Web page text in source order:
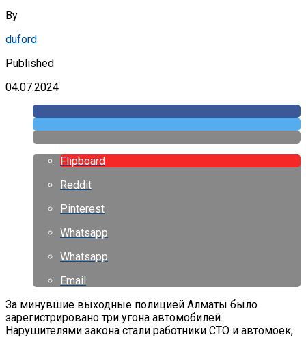
By
duford
Published
04.07.2024
Flipboard
Reddit
Pinterest
Whatsapp
Whatsapp
Email
За минувшие выходные полицией Алматы было
зарегистрировано три угона автомобилей.
Нарушителями закона стали работники СТО и автомоек,